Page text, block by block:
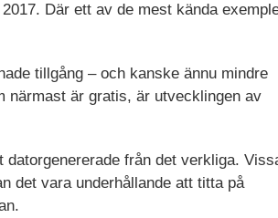
Där ett av de mest kända
tillgång – och kanske ännu mindre
närmast är gratis, är utvecklingen av
från det verkliga.
det vara underhållande att titta på